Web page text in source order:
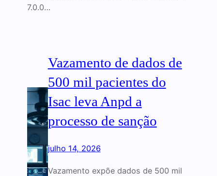
7.0.0…
Vazamento de dados de
500 mil pacientes do
Isac leva Anpd a
processo de sanção
julho 14, 2026
Vazamento expõe dados de 500 mil